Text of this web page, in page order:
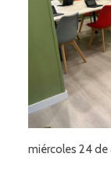
miércoles 24